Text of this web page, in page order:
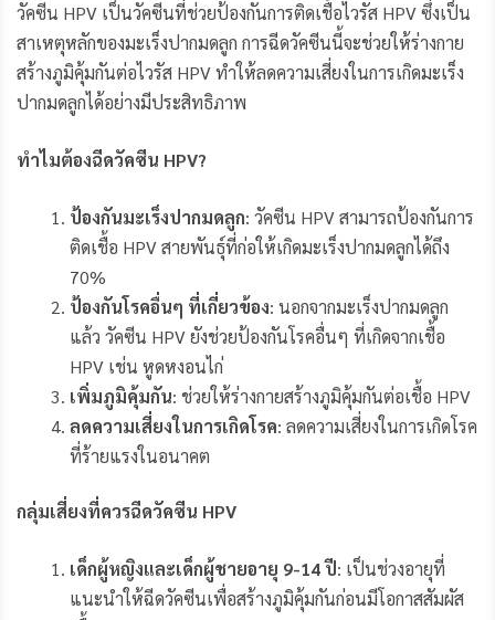
วัคซีน HPV เป็นวัคซีนที่ช่วยป้องกันการติดเชื้อไวรัส HPV ซึ่งเป็น
สาเหตุหลักของมะเร็งปากมดลูก การฉีดวัคซีนนี้จะช่วยให้ร่างกาย
สร้างภูมิคุ้มกันต่อไวรัส HPV ทำให้ลดความเสี่ยงในการเกิดมะเร็ง
ปากมดลูกได้อย่างมีประสิทธิภาพ
ทำไมต้องฉีดวัคซีน HPV?
ป้องกันมะเร็งปากมดลูก: วัคซีน HPV สามารถป้องกันการ
ติดเชื้อ HPV สายพันธุ์ที่ก่อให้เกิดมะเร็งปากมดลูกได้ถึง
70%
ป้องกันโรคอื่นๆ ที่เกี่ยวข้อง: นอกจากมะเร็งปากมดลูก
แล้ว วัคซีน HPV ยังช่วยป้องกันโรคอื่นๆ ที่เกิดจากเชื้อ
HPV เช่น หูดหงอนไก่
เพิ่มภูมิคุ้มกัน: ช่วยให้ร่างกายสร้างภูมิคุ้มกันต่อเชื้อ HPV
ลดความเสี่ยงในการเกิดโรค: ลดความเสี่ยงในการเกิดโรค
ที่ร้ายแรงในอนาคต
กลุ่มเสี่ยงที่ควรฉีดวัคซีน HPV
เด็กผู้หญิงและเด็กผู้ชายอายุ 9-14 ปี: เป็นช่วงอายุที่
แนะนำให้ฉีดวัคซีนเพื่อสร้างภูมิคุ้มกันก่อนมีโอกาสสัมผัส